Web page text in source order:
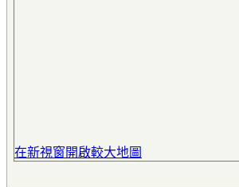
在新視窗開啟較大地圖